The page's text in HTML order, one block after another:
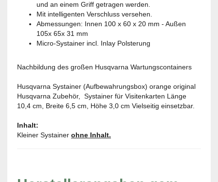
und an einem Griff getragen werden.
Mit intelligenten Verschluss versehen.
Abmessungen: Innen 100 x 60 x 20 mm - Außen
105x 65x 31 mm
Micro-Systainer incl. Inlay Polsterung
Nachbildung des großen Husqvarna Wartungscontainers
Husqvarna Systainer (Aufbewahrungsbox) orange original
Husqvarna Zubehör, Systainer für Visitenkarten Länge
10,4 cm, Breite 6,5 cm, Höhe 3,0 cm Vielseitig einsetzbar.
Inhalt:
Kleiner Systainer ohne Inhalt.